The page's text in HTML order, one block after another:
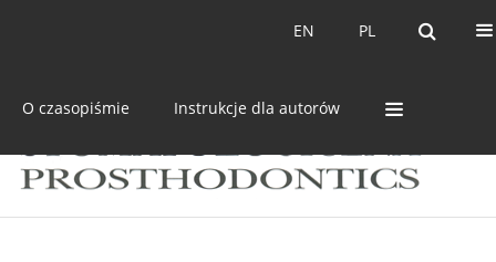
PL
EN PL
EN
O czasopiśmie Instrukcje dla autorów